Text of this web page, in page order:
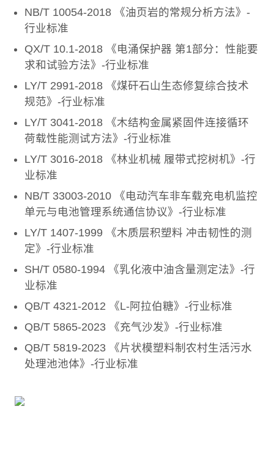
NB/T 10054-2018 《油页岩的常规分析方法》-
行业标准
QX/T 10.1-2018 《电涌保护器 第1部分：性能要
求和试验方法》-行业标准
LY/T 2991-2018 《煤矸石山生态修复综合技术
规范》-行业标准
LY/T 3041-2018 《木结构金属紧固件连接循环
荷载性能测试方法》-行业标准
LY/T 3016-2018 《林业机械 履带式挖树机》-行
业标准
NB/T 33003-2010 《电动汽车非车载充电机监控
单元与电池管理系统通信协议》-行业标准
LY/T 1407-1999 《木质层积塑料 冲击韧性的测
定》-行业标准
SH/T 0580-1994 《乳化液中油含量测定法》-行
业标准
QB/T 4321-2012 《L-阿拉伯糖》-行业标准
QB/T 5865-2023 《充气沙发》-行业标准
QB/T 5819-2023 《片状模塑料制农村生活污水
处理池池体》-行业标准